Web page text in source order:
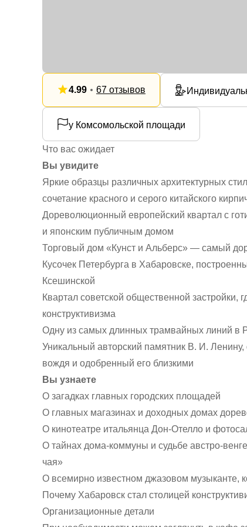
4.99 67 отзывов
у Комсомольской площади
Что вас ожидает
Вы увидите
Яркие образцы различных архитектурных
сочетание красного и серого китайского
Дореволюционный европейский квартал с
и японским публичным домом
Торговый дом «Кунст и Альберс» — самый
Кусочек Петербурга в Хабаровске,
Ксешинской
Квартал советской общественной застройки,
конструктивизма
Одну из самых длинных трамвайных линий в
Уникальный авторский памятник В. И.
вождя и одобренный его близкими
Вы узнаете
О загадках главных городских площадей
О главных магазинах и доходных домах
О кинотеатре итальянца Дон-Отелло и
О тайнах дома-коммуны и судьбе австро-
чая»
О всемирно известном джазовом музыканте,
Почему Хабаровск стал столицей
Организационные детали